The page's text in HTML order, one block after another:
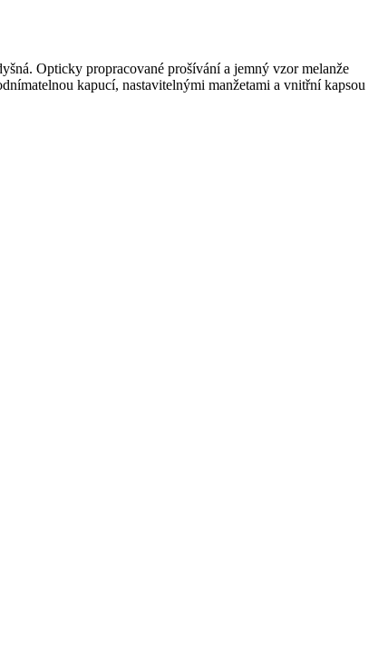
Opticky propracované prošívání a jemný vzor melanže
kapucí, nastavitelnými manžetami a vnitřní kapsou